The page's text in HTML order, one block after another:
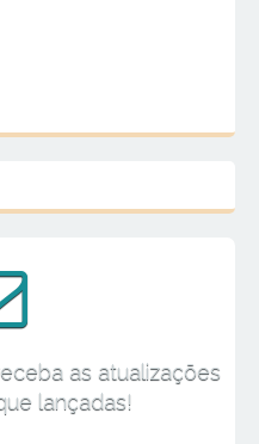
as atualizações
lançadas!